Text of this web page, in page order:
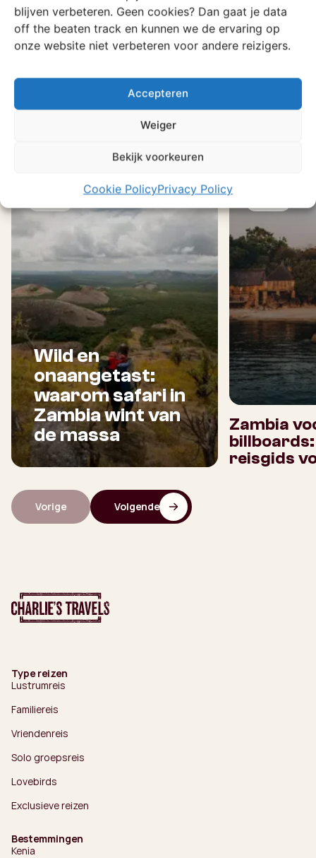
blijven verbeteren. Geen cookies? Dan gaat je data
off the beaten track en kunnen we de ervaring op
onze website niet verbeteren voor andere reizigers.
Accepteren
Weiger
Bekijk voorkeuren
Cookie PolicyPrivacy Policy
Bekijk andere
reisverhalen
Wild en
onaangetast:
waarom safari in
Zambia wint van
de massa
Zambia
reisgids
Vorige Volgende
Type reizen
Lustrumreis
Familiereis
Vriendenreis
Solo groepsreis
Lovebirds
Exclusieve reizen
Bestemmingen
Kenia